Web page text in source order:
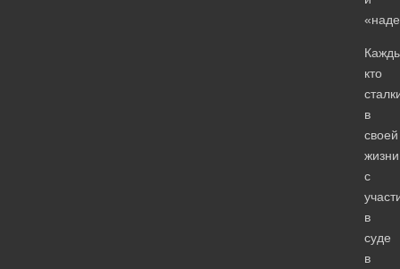
кто
в
своей
жизни
с
в
суде
в